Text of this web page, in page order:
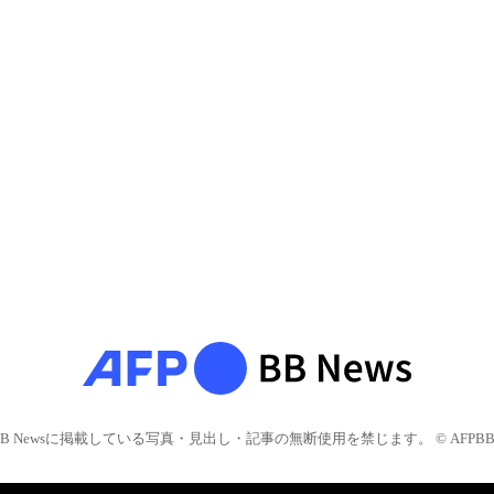
Newsに掲載している写真・見出し・記事の無断使用を禁じます。 © AFPBB